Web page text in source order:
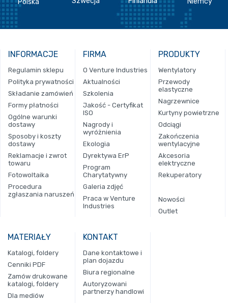
Polska
INFORMACJE
Regulamin sklepu
Polityka prywatności
Składanie zamówień
Formy płatności
Ogólne warunki
dostawy
Sposoby i koszty
dostawy
Reklamacje i zwrot
towaru
Fotowoltaika
Procedura
zgłaszania naruszeń
FIRMA
O Venture Industries
Aktualności
Szkolenia
Jakość - Certyfikat
ISO
Nagrody i
wyróżnienia
Ekologia
Dyrektywa ErP
Program
Charytatywny
Galeria zdjęć
Praca w Venture
Industries
PRODUKTY
Wentylatory
Przewody
elastyczne
Nagrzewnice
Kurtyny powietrzne
Odciągi
Zakończenia
wentylacyjne
Akcesoria
elektryczne
Rekuperatory
Nowości
Outlet
MATERIAŁY
Katalogi, foldery
Cenniki PDF
Zamów drukowane
katalogi, foldery
Dla mediów
KONTAKT
Dane kontaktowe i
plan dojazdu
Biura regionalne
Autoryzowani
partnerzy handlowi